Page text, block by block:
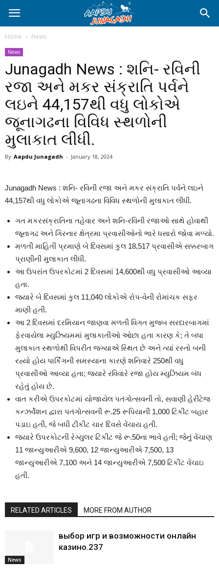
Home News
News
Junagadh News : શનિ- રવિની
રજા અને મકર સંક્રાતિ પર્વને
લઇને 44,157થી વધુ લોકોએ
જૂનાગઢના વિવિધ સ્થળોની
મુલાકાત લીધી.
By Aapdu Junagadh - January 18, 2024
Junagadh News : શનિ- રવિની રજા અને મકર સંક્રાતિ પર્વને લઇને
44,157થી વધુ લોકોએ જૂનાગઢના વિવિધ સ્થળોની મુલાકાત લીધી.
ગત મકરસંક્રાતિના તહેવાર અને શનિ-રવિની રજાઓ સાથે હોવાથી
જૂનાગઢ અને ગિરનાર ક્ષેત્રમા પ્રવાસીઓનો ભારે ધસારો જોવા મળ્યો.
મળતી માહિતી પ્રમાણે બે દિવસમાં કુલ 18,517 પ્રવાસીએ સક્કરબાગ
પ્રાણીની મુલાકાત લીધી.
આ ઉપરાંત ઉપરકોટમાં 2 દિવસમાં 14,600થી વધુ પ્રવાસીઓ આવ્યા
હતા.
જ્યારે બે દિવસમાં કુલ 11,040 લોકોએ રોપ-વેની રોમાંચક સફર
માણી હતી.
આ 2 દિવસમાં દરમિયાન જાણવા મળતી વિગત મુજબ સરદારબાગમાં
ફેરવાયેલા મ્યુઝિયમમાં મુલાકાતીઓ ઓછા હતા કારણ કે; તે બધા
મુલાકાત સ્થળોથી વિપરીત જગ્યાએ સ્થિત છે અને ત્યાં રસ્તો બની
રહ્યો હોય પાર્કિંગની સમસ્યાના કારણે શનિવારે 250થી વધુ
પ્રવાસીઓ આવ્યા હતા; જ્યારે રવિવારે રજા હોય મ્યુઝિયમ બંધ
રહેતું હોય છે.
⁠વાત કરીએ ઉપરકોટમાં યોજાયેલ પતંગોત્સવની તો, સવાણી હેરીટેજ
કન્ઝર્વેશન દ્વારા પતંગોત્સવની રૂ.25 રૂપિયાની 1,000 ટિકીટ બહાર
પડાઇ હતી, જે બધી ટીકીટ ચાર દિવસે વેંચાય હતી.
⁠જ્યારે ઉપરકોટની રેગ્યુલર ટિકીટ જે રૂ.50ના ભાવે હતી; જેનું વેંચાણ
11 જાન્યુઆરીએ 9,600, 12 જાન્યુઆરીએ 7,500, 13
જાન્યુઆરીએ 7,100 અને 14 જાન્યુઆરીએ 7,500 ટિકીટ વેંચાઇ
હતી.
RELATED ARTICLES MORE FROM AUTHOR
News
выбор игр и возможности онлайн
казино.237